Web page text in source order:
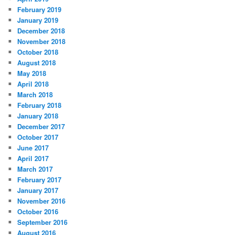
February 2019
January 2019
December 2018
November 2018
October 2018
August 2018
May 2018
April 2018
March 2018
February 2018
January 2018
December 2017
October 2017
June 2017
April 2017
March 2017
February 2017
January 2017
November 2016
October 2016
September 2016
August 2016